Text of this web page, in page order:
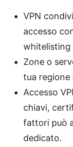
VPN
accesso
whitelisting
Zone o
tua regione
Accesso
chiavi,
fattori può
dedicato.